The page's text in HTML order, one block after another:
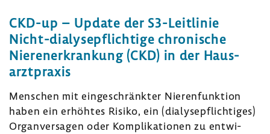
CKD-up – Update der S3-​Leitlinie
Nicht-​dialysepflichtige chro­ni­sche
Nieren­er­kran­kung (CKD) in der Haus­
arzt­praxis
Menschen mit einge­schränkter Nieren­funk­tion
haben ein erhöhtes Risiko, ein (dialy­se­pflich­tiges)
Organ­ver­sagen oder Kompli­ka­tionen zu entwi­